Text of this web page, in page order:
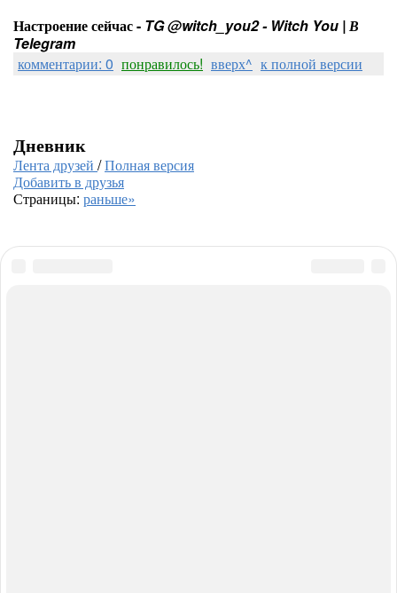
Настроение сейчас - TG @witch_you2 - Witch You | В
Telegram
комментарии: 0 понравилось! вверх^ к полной версии
Дневник
Лента друзей /Полная версия
Добавить в друзья
Страницы: раньше»